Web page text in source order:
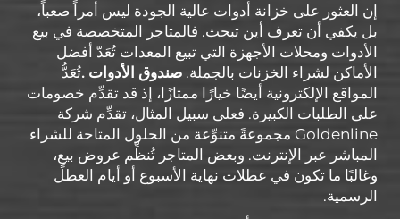
إن العثور على خزانة أدوات عالية الجودة ليس أمراً صعباً،
بل يكفي أن تعرف أين تبحث. فالمتاجر المتخصصة في بيع
الأدوات ومحلات الأجهزة التي تبيع المعدات تُعَدّ أفضل
الأماكن لشراء الخزنات بالجملة. صندوق الأدوات .تُعَدُّ
المواقع الإلكترونية أيضًا خيارًا ممتازًا، إذ قد تقدِّم خصومات
على الطلبات الكبيرة. فعلى سبيل المثال، تقدِّم شركة
Goldenline مجموعةً متنوِّعة من الحلول المتاحة للشراء
المباشر عبر الإنترنت. وبعض المتاجر تُنظِّم عروض بيعٍ،
وغالبًا ما تكون في عطلات نهاية الأسبوع أو أيام العطل
الرسمية.